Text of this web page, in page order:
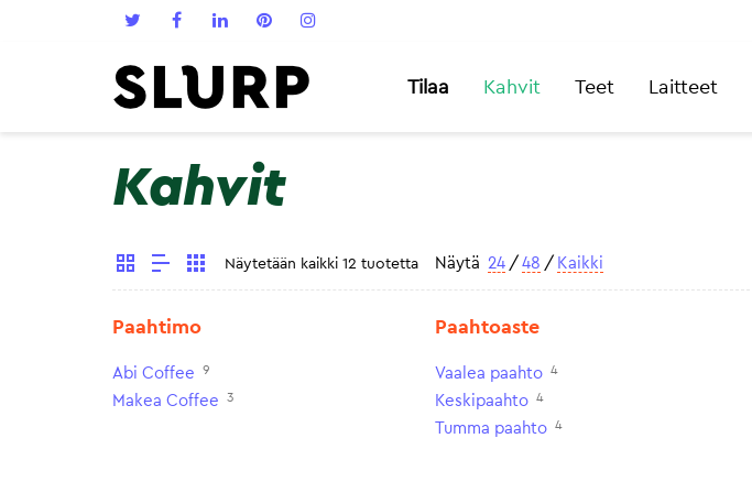
Tilaa Kahvit Teet Laitteet
Kahvit
Näytetään kaikki 12 tuotetta Näytä 24 / 48 / Kaikki
Paahtimo
Abi Coffee 9
Makea Coffee 3
Paahtoaste
Vaalea paahto 4
Keskipaahto 4
Tumma paahto 4